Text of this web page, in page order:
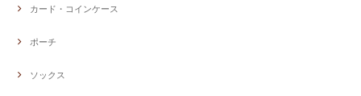
カード・コインケース
ポーチ
ソックス